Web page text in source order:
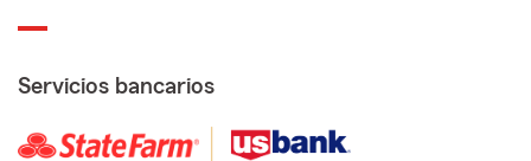
Servicios bancarios